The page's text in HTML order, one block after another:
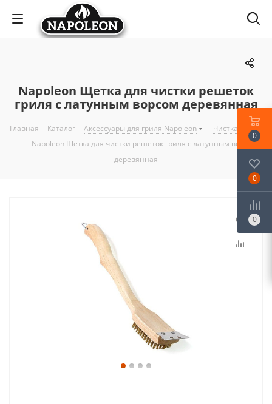
Napoleon Щетка для чистки решеток
гриля с латунным ворсом деревянная
Главная - Каталог - Аксессуары для гриля Napoleon - Чистка и уход
- Napoleon Щетка для чистки решеток гриля с латунным ворсом
деревянная
0
0
0